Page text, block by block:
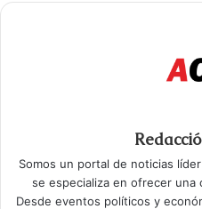
Somos un portal de noticias
se especializa en ofrecer
Desde eventos políticos y